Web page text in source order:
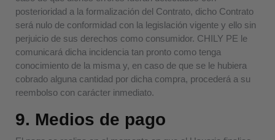
posterioridad a la formalización del Contrato, dicho Contrato
será nulo de conformidad con la legislación vigente y ello sin
perjuicio de sus derechos como consumidor. CHILY PE le
comunicará dicha incidencia tan pronto como tenga
conocimiento de la misma y, en caso de que se le hubiera
cobrado alguna cantidad por dicha compra, procederá a su
reembolso con carácter inmediato.
9. Medios de pago